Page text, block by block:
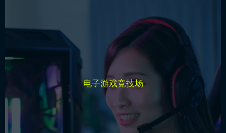
电子游戏竞技场
在精彩绝伦的电子竞技锦标赛中与其他球迷一决高下，或
者通过互动式足球主题街机游戏来考验您的反应能力。这
里设有实时排行榜、赛事解说员，还有每日决赛，这是在
足球元素加持下最具竞技性的游戏盛宴。